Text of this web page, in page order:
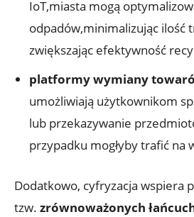
IoT,miasta mogą
odpadów,minimalizując ilość
zwiększając efektywność
platformy wymiany
umożliwiają użytkownikom
lub przekazywanie
przypadku mogłyby trafić na
Dodatkowo, cyfryzacja wspiera
tzw. zrównoważonych